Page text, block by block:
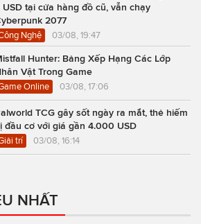
USD tại cửa hàng đồ cũ, vẫn chạy
2077
Nghệ 03/08, 19:47
Hunter: Bảng Xếp Hạng Các Lớp
Vật Trong Game
Online 03/08, 17:06
TCG gây sốt ngày ra mắt, thẻ hiếm
đầu cơ với giá gần 4.000 USD
trí 03/08, 16:14
NHẤT